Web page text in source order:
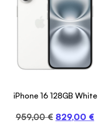
iPhone 16 128GB White
959,00€ 829,00 €